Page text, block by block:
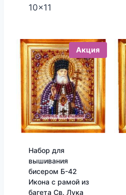
10x11
Акция
Набор для
вышивания
бисером Б-42
Икона с рамой из
багета Св. Лука